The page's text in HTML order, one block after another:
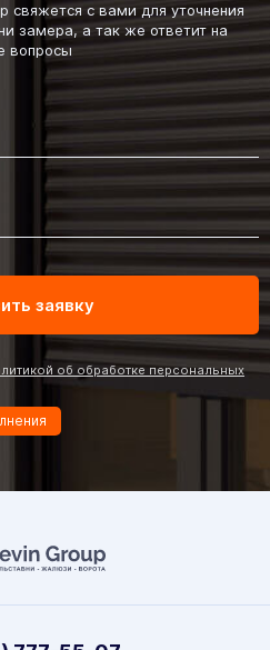
с вами для уточнения
замера, а так же ответит на
вопросы
об обработке персональных